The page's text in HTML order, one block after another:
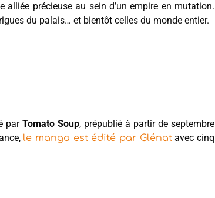
alliée précieuse au sein d’un empire en mutation.
du palais… et bientôt celles du monde entier.
par Tomato Soup, prépublié à partir de septembre
le manga est édité par Glénatavec cinq